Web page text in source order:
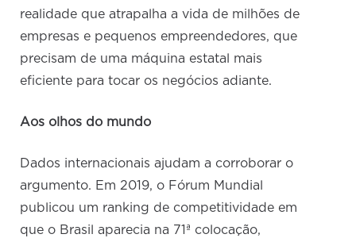
realidade que atrapalha a vida de milhões de
empresas e pequenos empreendedores, que
precisam de uma máquina estatal mais
eficiente para tocar os negócios adiante.
Aos olhos do mundo
Dados internacionais ajudam a corroborar o
argumento. Em 2019, o Fórum Mundial
publicou um ranking de competitividade em
que o Brasil aparecia na 71ª colocação,